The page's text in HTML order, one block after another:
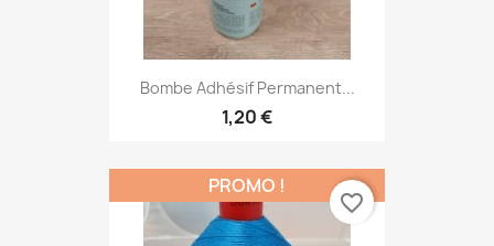
Bombe Adhésif Permanent...
1,20 €
PROMO !
favorite_border